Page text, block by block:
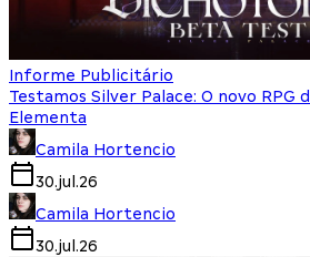
Informe Publicitário
Testamos Silver Palace: O novo RPG
Elementa
Camila Hortencio
30.jul.26
Camila Hortencio
30.jul.26